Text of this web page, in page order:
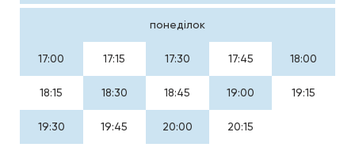
понеділок
17:00 17:15 17:30 17:45 18:00
18:15 18:30 18:45 19:00 19:15
19:30 19:45 20:00 20:15